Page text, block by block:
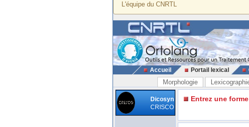
L'équipe du CNRTL
Accueil Portail lexical
Morphologie
Dicosyn
CRISCO
Entrez une forme